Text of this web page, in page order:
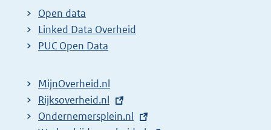
t
e
r
l
i
n
Open data
Linked Data Overheid
PUC Open Data
MijnOverheid.nl
E
x
Rijksoverheid.nl
E
Ondernemersplein.nl